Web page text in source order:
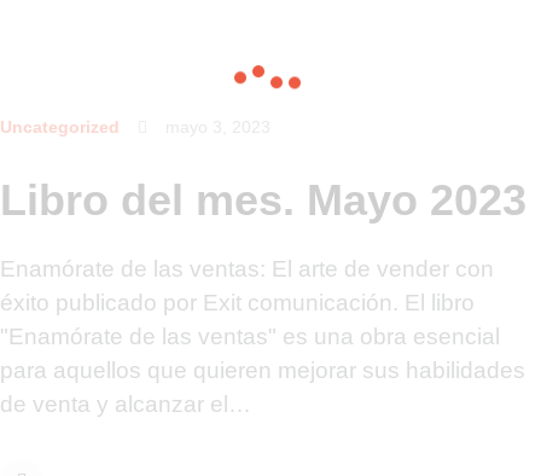
Uncategorized mayo 3, 2023
Libro del mes. Mayo 2023
Enamórate de las ventas: El arte de vender con
éxito publicado por Exit comunicación. El libro
"Enamórate de las ventas" es una obra esencial
para aquellos que quieren mejorar sus habilidades
de venta y alcanzar el…